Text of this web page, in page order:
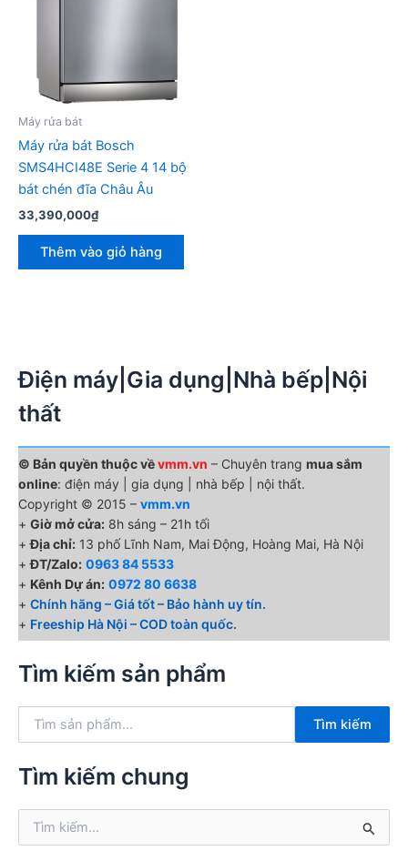
Máy rửa bát
Máy rửa bát Bosch
SMS4HCI48E Serie 4 14 bộ
bát chén đĩa Châu Âu
33,390,000₫
Thêm vào giỏ hàng
Điện máy|Gia dụng|Nhà bếp|Nội
thất
© Bản quyền thuộc vềvmm.vn – Chuyên trang mua sắm
online: điện máy | gia dụng | nhà bếp | nội thất.
Copyright © 2015 – vmm.vn
+ Giờ mở cửa: 8h sáng – 21h tối
+Địa chỉ: 13 phố Lĩnh Nam, Mai Động, Hoàng Mai, Hà Nội
+ĐT/Zalo: 0963 84 5533
+ Kênh Dự án: 0972 80 6638
+ Chính hãng – Giá tốt – Bảo hành uy tín.
+ Freeship Hà Nội – COD toàn quốc.
Tìm kiếm sản phẩm
k
ế
:
Tìm kiếm
Tìm kiếm chung